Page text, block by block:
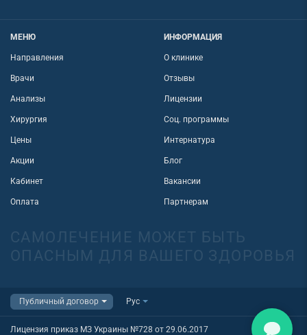
МЕНЮ
Направления
Врачи
Анализы
Хирургия
Цены
Акции
Кабинет
Оплата
ИНФОРМАЦИЯ
О клинике
Отзывы
Лицензии
Соц. программы
Интернатура
Блог
Вакансии
Партнерам
САМОЛЕЧЕНИЕ МОЖЕТ БЫТЬ
ОПАСНЫМ ДЛЯ ВАШЕГО ЗДОРОВЬЯ
Лицензия приказ МЗ Украины №728 от 29.06.2017